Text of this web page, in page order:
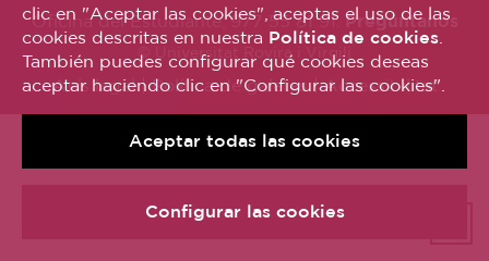
clic en "Aceptar las cookies", aceptas el uso de las
cookies descritas en nuestra Política de cookies
También puedes configurar qué cookies deseas
aceptar haciendo clic en "Configurar las cookies".
Aceptar todas las cookies
Configurar las cookies
Oficina del Estudiante, 977 55 81 91. Pregúntanos
© Universitat Rovira i Virgili
Avís legal Política de galetes Accessibilitat